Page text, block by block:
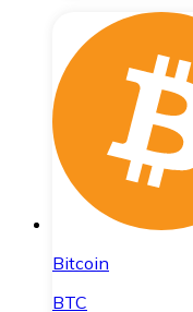
Bitcoin
BTC